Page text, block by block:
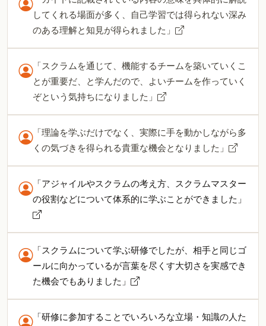
してくれる場面が多く、自己学習では得られない深み
のある理解と知見が得られました」
「スクラムを通じて、機能するチームを築いていくこ
とが重要だ、と学んだので、よいチームを作っていく
ぞという気持ちになりました」
「理論を学ぶだけでなく、実際に手を動かしながら多
くの気づきを得られる貴重な機会となりました」
「アジャイルやスクラムの考え方、スクラムマスター
の役割などについて体系的に学ぶことができました」
「スクラムについて学ぶ研修でしたが、相手と同じゴ
ールに向かっているが言葉を尽くす大切さを実感でき
た機会でもありました」
「研修に参加することでいろいろな立場・知識の人た